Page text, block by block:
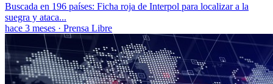
Buscada en 196 países: Ficha roja de Interpol para localizar a la
suegra y ataca...
hace 3 meses · Prensa Libre